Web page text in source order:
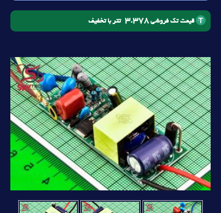
قیمت تک فروشی 3.378 تتر با تخفیف